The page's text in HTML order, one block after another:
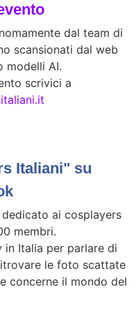
dal team di
scansionati dal web
modelli AI.
scrivici a
Italiani" su
ai cosplayers
membri.
Italia per parlare di
le foto scattate
concerne il mondo del